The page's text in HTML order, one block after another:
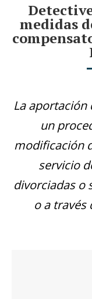
medidas
La aportación
un
modificación
servicio
divorciadas o
o a través